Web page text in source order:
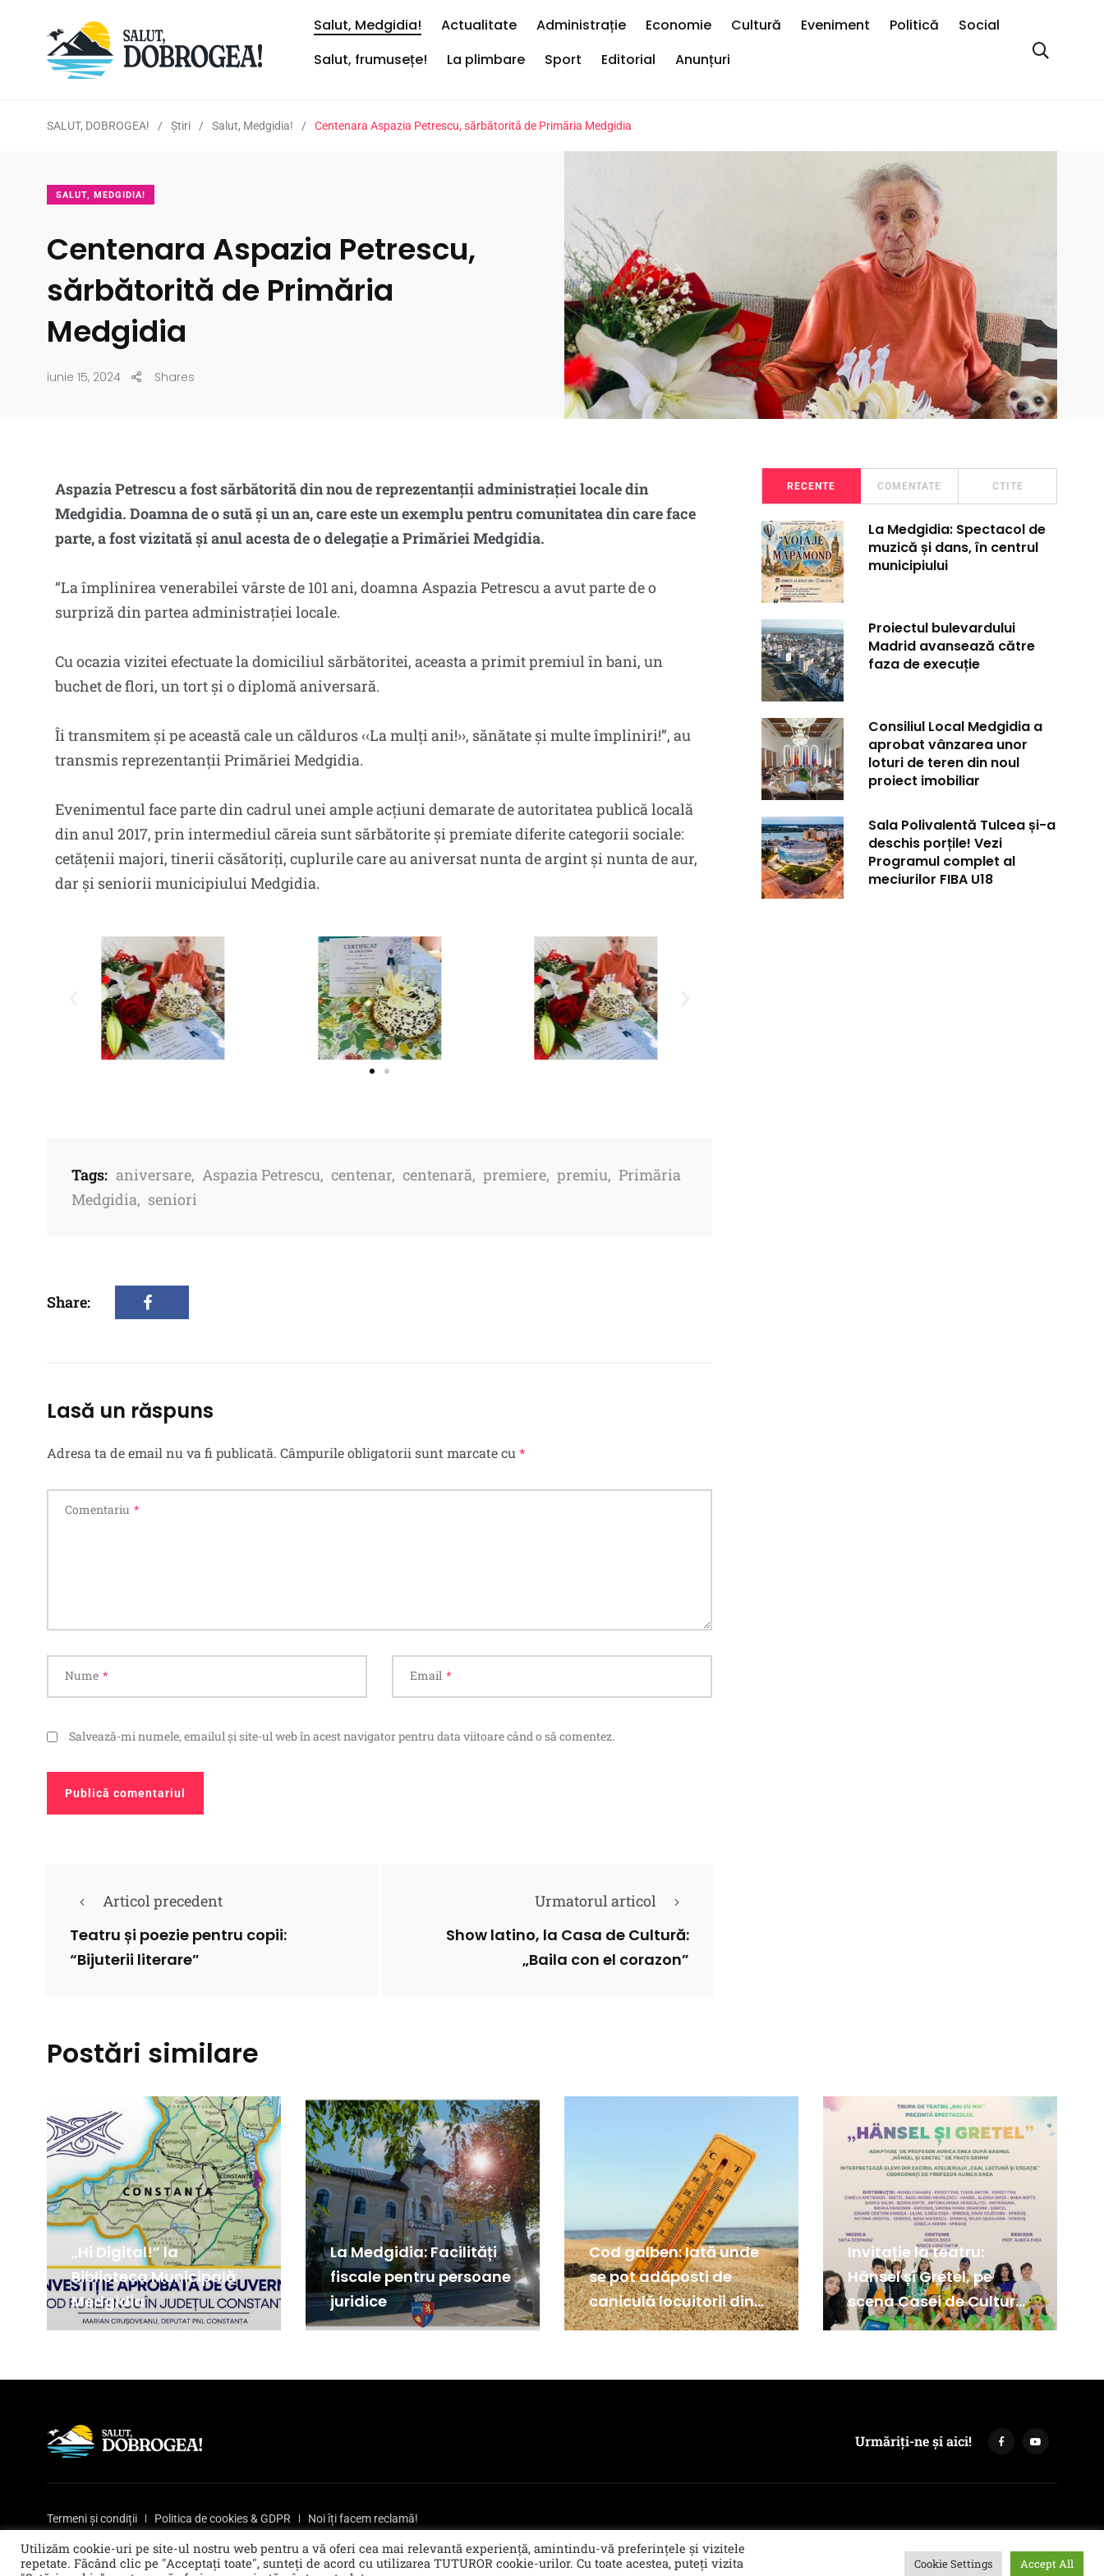
Salut, Medgidia! Actualitate Administrație Economie Cultură Eveniment Politică
Social
Salut, frumusețe!
La plimbare Sport Editorial Anunțuri
SALUT, DOBROGEA! / Ştiri / Salut, Medgidia! / Centenara Aspazia Petrescu, sărbătorită de Primăria Medgidia
SALUT, MEDGIDIA!
Centenara Aspazia Petrescu,
sărbătorită de Primăria
Medgidia
iunie 15, 2024 Shares
Aspazia Petrescu a fost sărbătorită din nou de reprezentanții administrației locale din
Medgidia. Doamna de o sută și un an, care este un exemplu pentru comunitatea din care face
parte, a fost vizitată și anul acesta de o delegație a Primăriei Medgidia.
“La împlinirea venerabilei vârste de 101 ani, doamna Aspazia Petrescu a avut parte de o
surpriză din partea administrației locale.
Cu ocazia vizitei efectuate la domiciliul sărbătoritei, aceasta a primit premiul în bani, un
buchet de flori, un tort și o diplomă aniversară.
Îi transmitem și pe această cale un călduros ‹‹La mulți ani!››, sănătate și multe împliniri!”, au
transmis reprezentanții Primăriei Medgidia.
Evenimentul face parte din cadrul unei ample acțiuni demarate de autoritatea publică locală
din anul 2017, prin intermediul căreia sunt sărbătorite și premiate diferite categorii sociale:
cetățenii majori, tinerii căsătoriți, cuplurile care au aniversat nunta de argint și nunta de aur,
dar și seniorii municipiului Medgidia.
Tags: aniversare, Aspazia Petrescu, centenar, centenară, premiere, premiu, Primăria
Medgidia, seniori
Share:
Lasă un răspuns
Adresa ta de email nu va fi publicată. Câmpurile obligatorii sunt marcate cu *
Comentariu *
Nume * Email *
Salvează-mi numele, emailul și site-ul web în acest navigator pentru data viitoare când o să comentez.
Articol precedent
Teatru și poezie pentru copii:
“Bijuterii literare”
Urmatorul articol
Show latino, la Casa de Cultură:
„Baila con el corazon”
RECENTE COMENTATE CTITE
La Medgidia: Spectacol de
muzică și dans, în centrul
municipiului
Proiectul bulevardului
Madrid avansează către
faza de execuție
Consiliul Local Medgidia a
aprobat vânzarea unor
loturi de teren din noul
proiect imobiliar
Sala Polivalentă Tulcea și-a
deschis porțile! Vezi
Programul complet al
meciurilor FIBA U18
Postări similare
„Hi Digital!” la
Biblioteca Municipală
Medgidia
La Medgidia: Facilități
fiscale pentru persoane
juridice
Cod galben: Iată unde
se pot adăposti de
caniculă locuitorii din
Medgidia!
Invitație la teatru:
Hänsel și Gretel, pe
scena Casei de Cultură
din Medgidia
Urmăriți-ne și aici!
Termeni și condiții Politica de cookies & GDPR Noi îți facem reclamă!
© 2021 Salut, Dobrogea! - Ziar de informare și atitudine || E-mail: redactie@salutdobrogea.ro
Utilizăm cookie-uri pe site-ul nostru web pentru a vă oferi cea mai relevantă experiență, amintindu-vă preferințele și vizitele
repetate. Făcând clic pe "Acceptați toate", sunteți de acord cu utilizarea TUTUROR cookie-urilor. Cu toate acestea, puteți vizita
Cookie Settings Accept All